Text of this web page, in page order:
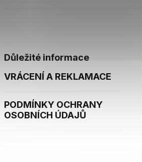
Důležité informace
VRÁCENÍ A REKLAMACE
PODMÍNKY OCHRANY
OSOBNÍCH ÚDAJŮ